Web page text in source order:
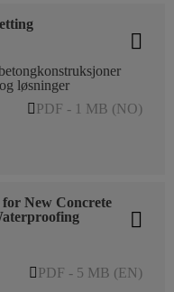
løsninger
PDF - 1 MB (NO)
for New Concrete
PDF - 5 MB (EN)